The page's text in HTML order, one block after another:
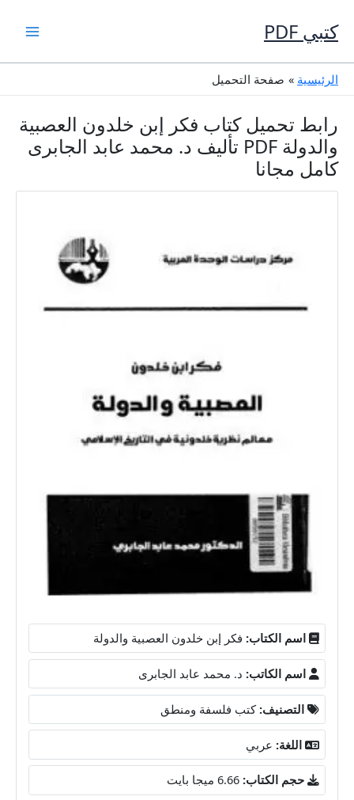
إلى
المحتوى
كتبي PDF
الرئيسية صفحة التحميل
رابط تحميل كتاب فكر إبن خلدون العصبية
والدولة PDF تأليف د. محمد عابد الجابرى
كامل مجانا
اسم الكتاب: فكر إبن خلدون العصبية والدولة
اسم الكاتب: د. محمد عابد الجابرى
التصنيف: كتب فلسفة ومنطق
اللغة: عربي
حجم الكتاب: 6.66 ميجا بايت